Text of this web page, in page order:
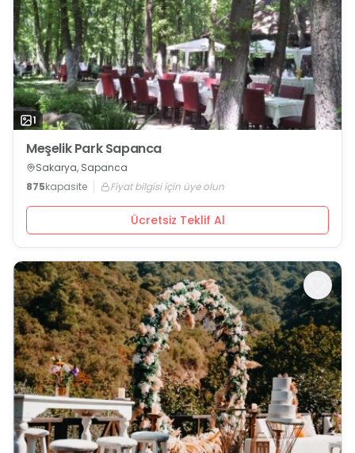
1
Meşelik Park Sapanca
Sakarya, Sapanca
875kapasite Fiyat bilgisi için üye olun
Ücretsiz Teklif Al